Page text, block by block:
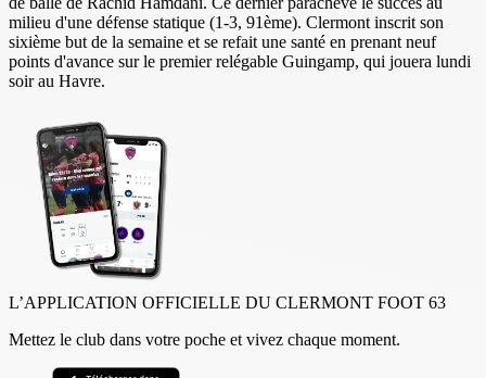
milieu d'une défense statique (1-3, 91ème). Clermont inscrit son
sixième but de la semaine et se refait une santé en prenant neuf
points d'avance sur le premier relégable Guingamp, qui jouera lundi
soir au Havre.
L’APPLICATION OFFICIELLE DU CLERMONT FOOT 63
Mettez le club dans votre poche et vivez chaque moment.